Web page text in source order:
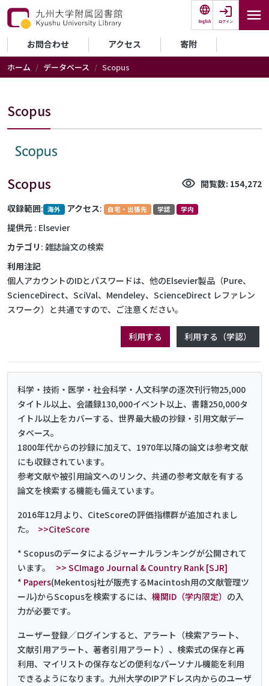
メインコンテンツに移動
English ログイン
セカンダリーメニュー
お問合わせ アクセス 寄附
ホーム データベース Scopus
Scopus
Scopus visibility 閲覧数: 154,272
収録範囲: 海外 アクセス: 自宅・出張先 学認 学内
提供元 : Elsevier
カテゴリ : 雑誌論文の検索
利用注記
個人アカウントのIDとパスワードは、他のElsevier製品（Pure、
ScienceDirect、SciVal、Mendeley、ScienceDirect レファレン
スワーク）と共通ですので、ご注意ください。
利用する 利用する（学認）
科学・技術・医学・社会科学・人文科学の逐次刊行物25,000
タイトル以上、会議録130,000イベント以上、書籍250,000タ
イトル以上をカバーする、世界最大級の抄録・引用文献デー
タベース。
1800年代からの抄録に加えて、1970年以降の論文は参考文献
にも収録されています。
参考文献や被引用論文へのリンク、共通の参考文献を有する
論文を検索する機能も備えています。
2016年12月より、CiteScoreの評価指標群が追加されまし
た。 >>CiteScore
* Scopusのデータによるジャーナルランキングが公開されて
います。 >> SCImago Journal & Country Rank [SJR]
* Papers(Mekentosj社が販売するMacintosh用の文献管理ツ
ール)からScopusを検索するには、 機関ID（学内限定） の入
力が必要です。
ユーザー登録／ログインすると、アラート（検索アラート、
文献引用アラート、著者引用アラート）、検索式の保存と再
利用、マイリストの保存などの便利なパーソナル機能を利用
できるようになります。九州大学のIPアドレス内からのユーザ